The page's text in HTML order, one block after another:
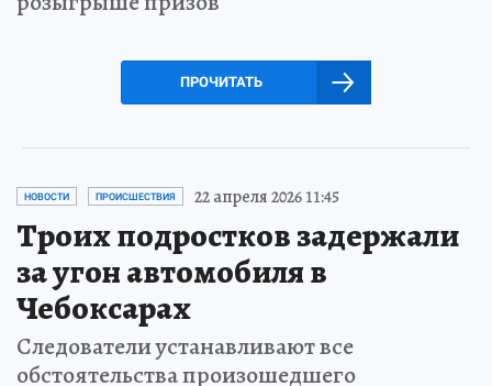
ПРОЧИТАТЬ
НОВОСТИ ПРОИСШЕСТВИЯ 22 апреля 2026 11:45
Троих подростков задержали
за угон автомобиля в
Чебоксарах
Следователи устанавливают все
обстоятельства произошедшего